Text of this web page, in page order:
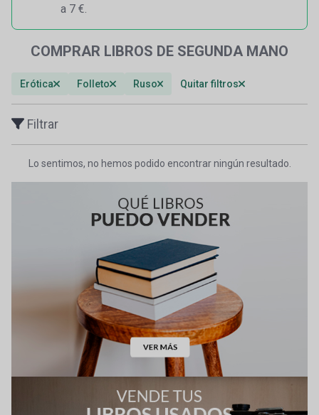
a 7 €.
COMPRAR LIBROS DE SEGUNDA MANO
Erótica Folleto Ruso Quitar filtros
Filtrar
Lo sentimos, no hemos podido encontrar ningún resultado.